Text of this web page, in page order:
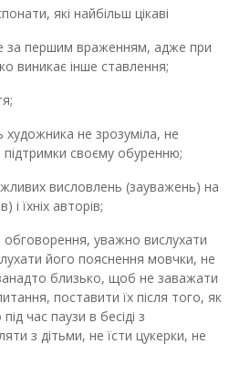
які найбільш цікаві
за першим враженням, адже при
виникає інше ставлення;
художника не зрозуміла, не
своєму обуренню;
висловлень (зауважень) на
і їхніх авторів;
уважно вислухати
його пояснення мовчки, не
близько, щоб не заважати
поставити їх після того, як
час паузи в бесіді з
з дітьми, не їсти цукерки, не